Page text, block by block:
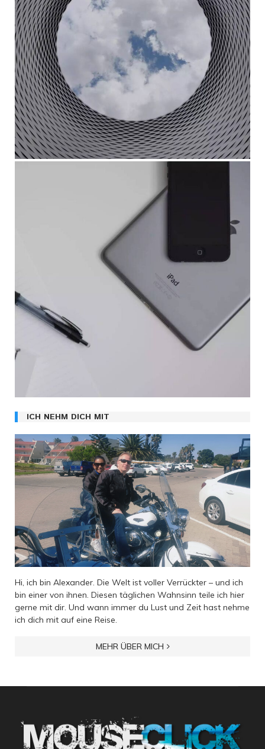
ICH NEHM DICH MIT
Hi, ich bin Alexander. Die Welt ist voller Verrückter – und ich
bin einer von ihnen. Diesen täglichen Wahnsinn teile ich hier
gerne mit dir. Und wann immer du Lust und Zeit hast nehme
ich dich mit auf eine Reise.
MEHR ÜBER MICH